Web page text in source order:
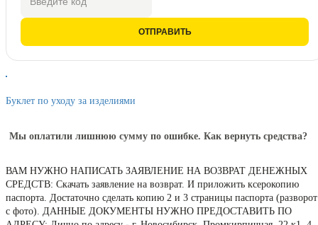
ОТПРАВИТЬ
Буклет по уходу за изделиями
Мы оплатили лишнюю сумму по ошибке. Как вернуть средства?
ВАМ НУЖНО НАПИСАТЬ ЗАЯВЛЕНИЕ НА ВОЗВРАТ ДЕНЕЖНЫХ
СРЕДСТВ: Скачать заявление на возврат. И приложить ксерокопию
паспорта. Достаточно сделать копию 2 и 3 страницы паспорта (разворот
с фото). ДАННЫЕ ДОКУМЕНТЫ НУЖНО ПРЕДОСТАВИТЬ ПО